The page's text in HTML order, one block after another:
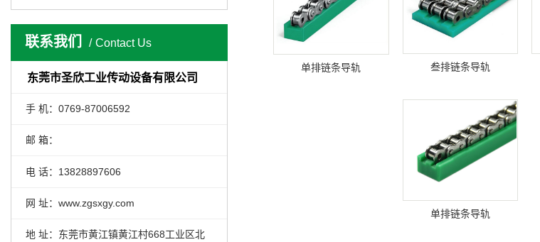
联系我们 Contact Us
东莞市圣欣工业传动设备有限公司
手 机：0769-87006592
邮 箱：
电 话：13828897606
网 址：www.zgsxgy.com
地 址：东莞市黄江镇黄江村668工业区北
单排链条导轨 叁排链条导轨
单排链条导轨